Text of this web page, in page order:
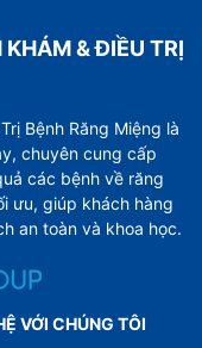
& ĐIỀU TRỊ
Bệnh Răng Miệng là
chuyên cung cấp
các bệnh về răng
ưu, giúp khách hàng
an toàn và khoa học.
VỚI CHÚNG TÔI